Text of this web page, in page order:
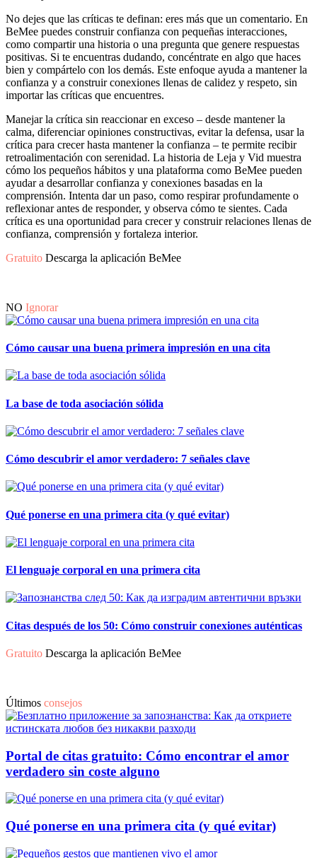
No dejes que las críticas te definan: eres más que un comentario. En
BeMee puedes construir confianza con pequeñas interacciones,
como compartir una historia o una pregunta que genere respuestas
positivas. Si te encuentras dudando, concéntrate en algo que haces
bien y compártelo con los demás. Este enfoque ayuda a mantener la
confianza y a construir conexiones llenas de calidez y respeto, sin
importar las críticas que encuentres.
Manejar la crítica sin reaccionar en exceso – desde mantener la
calma, diferenciar opiniones constructivas, evitar la defensa, usar la
crítica para crecer hasta mantener la confianza – te permite recibir
retroalimentación con serenidad. La historia de Leja y Vid muestra
cómo los pequeños hábitos y una plataforma como BeMee pueden
ayudar a desarrollar confianza y conexiones basadas en la
comprensión. Intenta dar un paso, como respirar profundamente o
reflexionar antes de responder, y observa cómo te sientes. Cada
crítica es una oportunidad para crecer y construir relaciones llenas de
confianza, comprensión y fortaleza interior.
Gratuito Descarga la aplicación BeMee
NO Ignorar
Cómo causar una buena primera impresión en una cita
La base de toda asociación sólida
Cómo descubrir el amor verdadero: 7 señales clave
Qué ponerse en una primera cita (y qué evitar)
El lenguaje corporal en una primera cita
Citas después de los 50: Cómo construir conexiones auténticas
Gratuito Descarga la aplicación BeMee
Últimos consejos
Portal de citas gratuito: Cómo encontrar el amor
verdadero sin coste alguno
Qué ponerse en una primera cita (y qué evitar)